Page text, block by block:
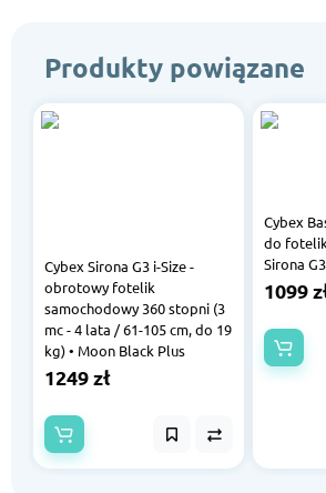
Produkty powiązane
Cybex Sirona G3 i-Size -
obrotowy fotelik
samochodowy 360 stopni (3
mc - 4 lata / 61-105 cm, do 19
kg) • Moon Black Plus
1249 zł
Cybex
do
Sirona
1099